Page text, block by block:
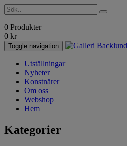
0 Produkter
0 kr
Toggle navigation
Utställningar
Nyheter
Konstnärer
Om oss
Webshop
Hem
Kategorier